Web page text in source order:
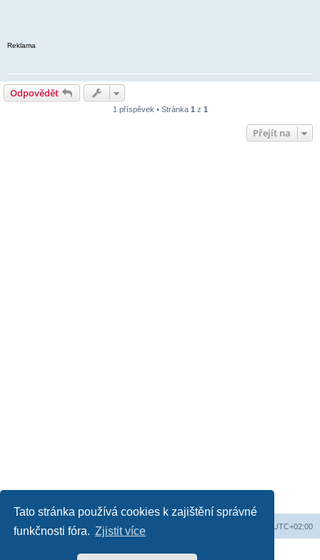
Tato stránka používá cookies k zajištění správné
funkčnosti fóra. Zjistit více
Reklama
Odpovědět
1 příspěvek • Stránka 1 z 1
Přejít na
Obsah fóra UTC+02:00